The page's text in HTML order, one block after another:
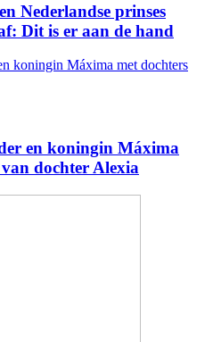
Nederlandse prinses
Dit is er aan de hand
en koningin Máxima
dochter Alexia